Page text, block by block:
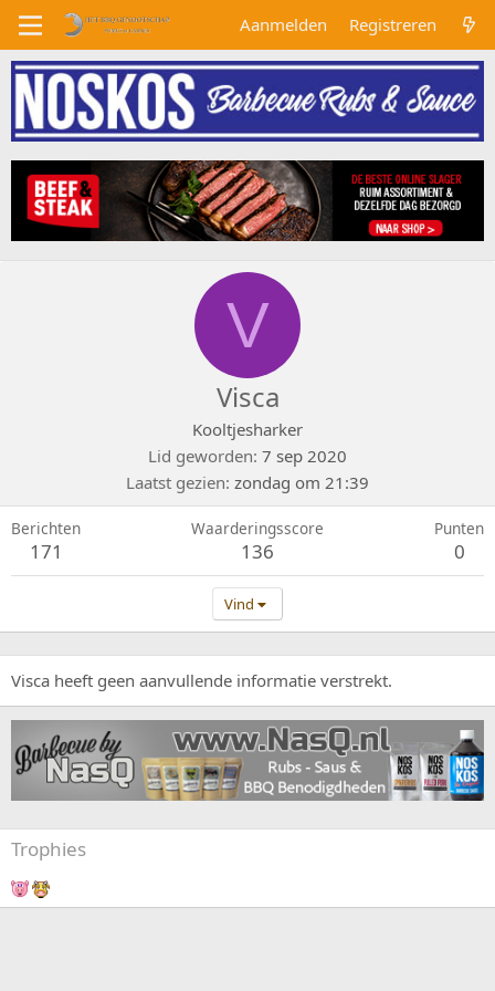
Aanmelden Registreren
V
Visca
Kooltjesharker
Lid geworden 7 sep 2020
Laatst gezien zondag om 21:39
Berichten
171
Waarderingsscore
136
Punten
0
Vind
Visca heeft geen aanvullende informatie verstrekt.
Trophies